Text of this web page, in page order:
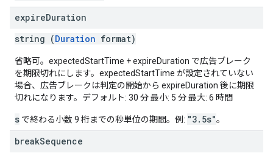
expireDuration
string (Duration format)
省略可。expectedStartTime + expireDuration で広告ブレーク
を期限切れにします。expectedStartTime が設定されていない
場合、広告ブレークは判定の開始から expireDuration 後に期限
切れになります。デフォルト: 30 分 最小: 5 分 最大: 6 時間
s で終わる小数 9 桁までの秒単位の期間。例: "3.5s"。
breakSequence